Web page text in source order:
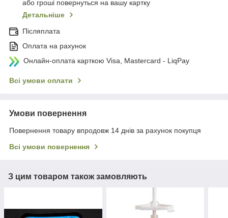
або гроші повернуться на вашу картку
Детальніше
Післяплата
Оплата на рахунок
Онлайн-оплата карткою Visa, Mastercard - LiqPay
Всі умови оплати
Умови повернення
Повернення товару впродовж 14 днів за рахунок покупця
Всі умови повернення
З цим товаром також замовляють